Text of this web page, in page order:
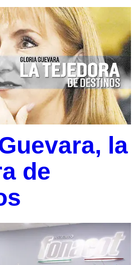
la
de